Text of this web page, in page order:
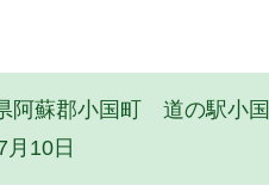
阿蘇郡小国町 道の駅小国
月10日